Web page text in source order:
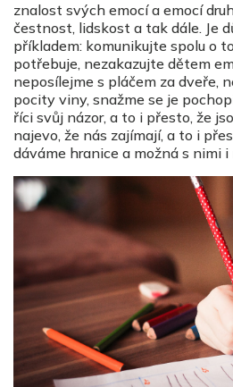
znalost svých emocí a emocí
čestnost, lidskost a tak dále. Je
příkladem: komunikujte spolu o
potřebuje, nezakazujte dětem
neposílejme s pláčem za dveře,
pocity viny, snažme se je
říci svůj názor, a to i přesto, že
najevo, že nás zajímají, a to i
dáváme hranice a možná s nimi